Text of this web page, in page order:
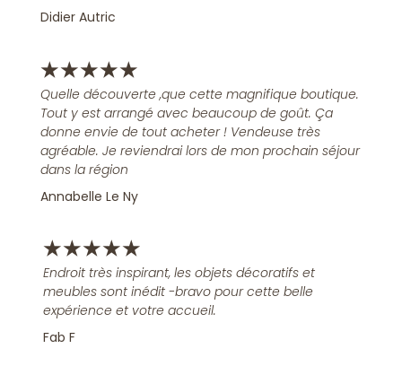
Didier Autric
★★★★★
Quelle découverte ,que cette magnifique boutique.
Tout y est arrangé avec beaucoup de goût. Ça
donne envie de tout acheter ! Vendeuse très
agréable. Je reviendrai lors de mon prochain séjour
dans la région
Annabelle Le Ny
★★★★★
Endroit très inspirant, les objets décoratifs et
meubles sont inédit -bravo pour cette belle
expérience et votre accueil.
Fab F